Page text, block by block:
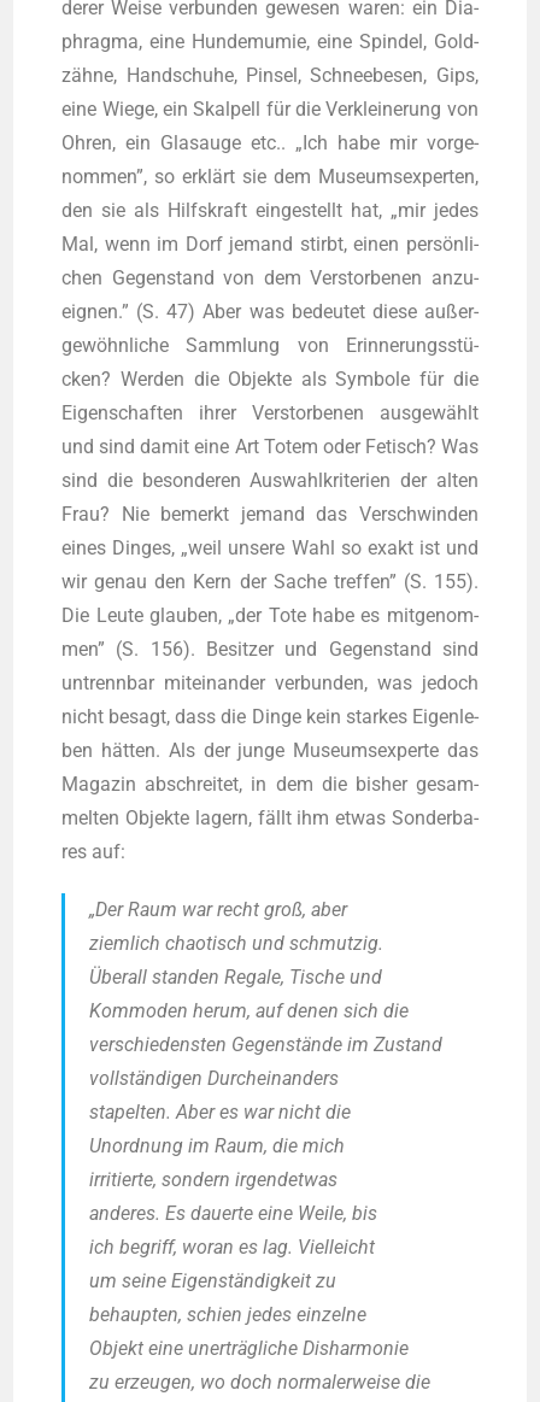
de­rer Wei­se ver­bun­den gewe­sen waren: ein Dia­
phrag­ma, eine Hun­de­mu­mie, eine Spin­del, Gold­
zäh­ne, Hand­schu­he, Pin­sel, Schnee­be­sen, Gips,
eine Wie­ge, ein Skal­pell für die Ver­klei­ne­rung von
Ohren, ein Glas­au­ge etc.. „Ich habe mir vor­ge­
nom­men”, so erklärt sie dem Muse­ums­exper­ten,
den sie als Hilfs­kraft ein­ge­stellt hat, „mir jedes
Mal, wenn im Dorf jemand stirbt, einen per­sön­li­
chen Gegen­stand von dem Ver­stor­be­nen anzu­
eig­nen.” (S. 47) Aber was bedeu­tet die­se außer­
ge­wöhn­li­che Samm­lung von Erin­ne­rungs­stü­
cken? Wer­den die Objek­te als Sym­bo­le für die
Eigen­schaf­ten ihrer Ver­stor­be­nen aus­ge­wählt
und sind damit eine Art Totem oder Fetisch? Was
sind die beson­de­ren Aus­wahl­kri­te­ri­en der alten
Frau? Nie bemerkt jemand das Ver­schwin­den
eines Din­ges, „weil unse­re Wahl so exakt ist und
wir genau den Kern der Sache tref­fen” (S. 155).
Die Leu­te glau­ben, „der Tote habe es mit­ge­nom­
men” (S. 156). Besit­zer und Gegen­stand sind
untrenn­bar mit­ein­an­der ver­bun­den, was jedoch
nicht besagt, dass die Din­ge kein star­kes Eigen­le­
ben hät­ten. Als der jun­ge Muse­ums­exper­te das
Maga­zin abschrei­tet, in dem die bis­her gesam­
mel­ten Objek­te lagern, fällt ihm etwas Son­der­ba­
res auf:
„Der Raum war recht groß, aber
ziem­lich chao­tisch und schmut­zig.
Über­all stan­den Rega­le, Tische und
Kom­mo­den her­um, auf denen sich die
ver­schie­dens­ten Gegen­stän­de im Zustand
voll­stän­di­gen Durch­ein­an­ders
sta­pel­ten. Aber es war nicht die
Unord­nung im Raum, die mich
irri­tier­te, son­dern irgend­et­was
ande­res. Es dau­er­te eine Wei­le, bis
ich begriff, wor­an es lag. Viel­leicht
um sei­ne Eigen­stän­dig­keit zu
behaup­ten, schien jedes ein­zel­ne
Objekt eine uner­träg­li­che Dis­har­mo­nie
zu erzeu­gen, wo doch nor­ma­ler­wei­se die